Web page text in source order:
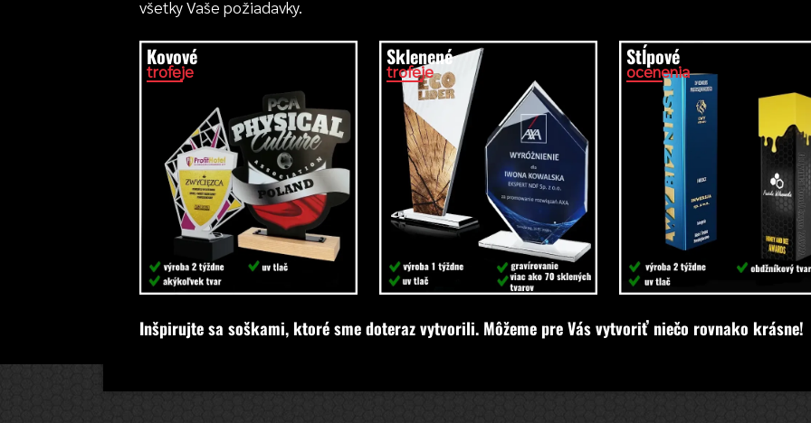
všetky Vaše požiadavky.
Kovové
trofeje
Sklenené
trofeje
Stĺpové
ocenenia
Inšpirujte sa soškami, ktoré sme doteraz vytvorili. Môžeme pre Vás vytvoriť niečo rovnako krásne!